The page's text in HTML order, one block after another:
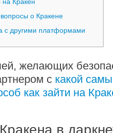
о Кракене
с другими платформами
желающих
с какой
как зайти на
в